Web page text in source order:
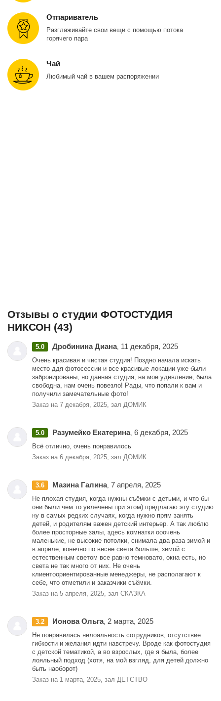
Отпариватель
Разглаживайте свои вещи с помощью потока
горячего пара
Чай
Любимый чай в вашем распоряжении
Отзывы о студии ФОТОСТУДИЯ
НИКСОН (43)
5.0 Дробинина Диана, 11 декабря, 2025
Очень красивая и чистая студия! Поздно начала искать
место ддя фотосессии и все красивые локации уже были
забронированы, но данная студия, на мое удивление, была
свободна, нам очень повезло! Рады, что попали к вам и
получили замечательные фото!
Заказ на 7 декабря, 2025, зал ДОМИК
5.0 Разумейко Екатерина, 6 декабря, 2025
Всё отлично, очень понравилось
Заказ на 6 декабря, 2025, зал ДОМИК
3.6 Мазина Галина, 7 апреля, 2025
Не плохая студия, когда нужны съёмки с детьми, и что бы
они были чем то увлечены при этом) предлагаю эту студию
ну в самых редких случаях, когда нужно прям занять
детей, и родителям важен детский интерьер. А так люблю
более просторные залы, здесь комнатки ооочень
маленькие, не высокие потолки, снимала два раза зимой и
в апреле, конечно по весне света больше, зимой с
естественным светом все равно темновато, окна есть, но
света не так много от них. Не очень
клиентоориентированные менеджеры, не располагают к
себе, что отметили и заказчики съёмки.
Заказ на 5 апреля, 2025, зал СКАЗКА
3.2 Ионова Ольга, 2 марта, 2025
Не понравилась нелояльность сотрудников, отсутствие
гибкости и желания идти навстречу. Вроде как фотостудия
с детской тематикой, а во взрослых, где я была, более
лояльный подход (хотя, на мой взгляд, для детей должно
быть наоборот)
Заказ на 1 марта, 2025, зал ДЕТСТВО